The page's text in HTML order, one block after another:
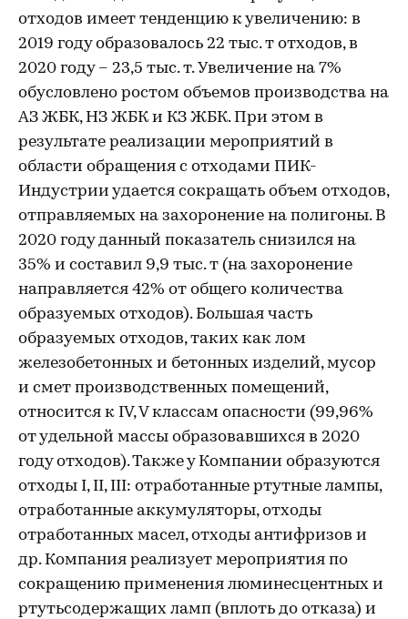
отходов имеет тенденцию к увеличению: в
2019 году образовалось 22 тыс. т отходов, в
2020 году – 23,5 тыс. т. Увеличение на 7%
обусловлено ростом объемов производства на
АЗ ЖБК, НЗ ЖБК и КЗ ЖБК. При этом в
результате реализации мероприятий в
области обращения с отходами ПИК-
Индустрии удается сокращать объем отходов,
отправляемых на захоронение на полигоны. В
2020 году данный показатель снизился на
35% и составил 9,9 тыс. т (на захоронение
направляется 42% от общего количества
образуемых отходов). Большая часть
образуемых отходов, таких как лом
железобетонных и бетонных изделий, мусор
и смет производственных помещений,
относится к IV, V классам опасности (99,96%
от удельной массы образовавшихся в 2020
году отходов). Также у Компании образуются
отходы I, II, III: отработанные ртутные лампы,
отработанные аккумуляторы, отходы
отработанных масел, отходы антифризов и
др. Компания реализует мероприятия по
сокращению применения люминесцентных и
ртутьсодержащих ламп (вплоть до отказа) и